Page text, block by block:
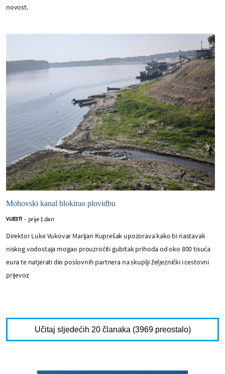
novost.
Mohovski kanal blokirao plovidbu
VIJESTI - prije 1 dan
Direktor Luke Vukovar Marijan Kuprešak upozorava kako bi nastavak
niskog vodostaja mogao prouzročiti gubitak prihoda od oko 800 tisuća
eura te natjerati dio poslovnih partnera na skuplji željeznički i cestovni
prijevoz
Učitaj sljedećih 20 članaka (3969 preostalo)